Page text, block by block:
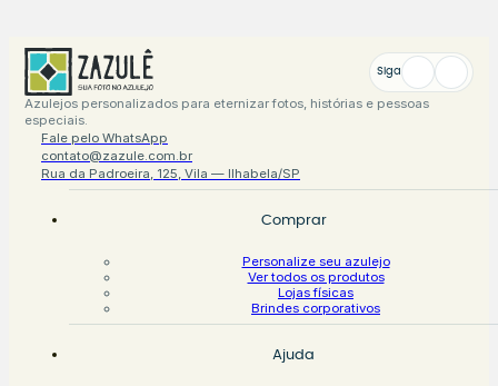
Siga
Azulejos personalizados para eternizar fotos, histórias e pessoas
especiais.
Fale pelo WhatsApp
contato@zazule.com.br
Rua da Padroeira, 125, Vila — Ilhabela/SP
Comprar
Personalize seu azulejo
Ver todos os produtos
Lojas físicas
Brindes corporativos
Ajuda